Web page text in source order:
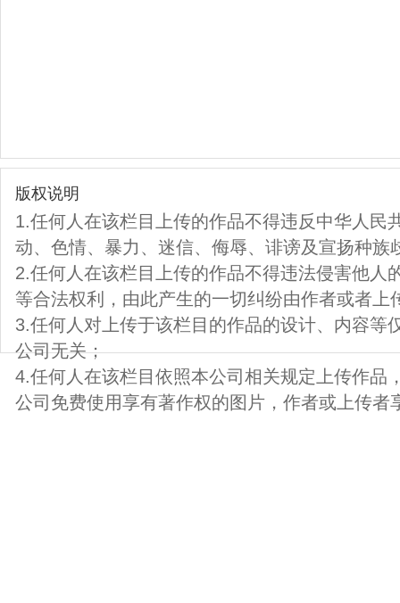
版权说明
1.任何人在该栏目上传的作品不得违反中华人民
动、色情、暴力、迷信、侮辱、诽谤及宣扬种族
2.任何人在该栏目上传的作品不得违法侵害他人
等合法权利，由此产生的一切纠纷由作者或者上
3.任何人对上传于该栏目的作品的设计、内容等
公司无关；
4.任何人在该栏目依照本公司相关规定上传作品
公司免费使用享有著作权的图片，作者或上传者